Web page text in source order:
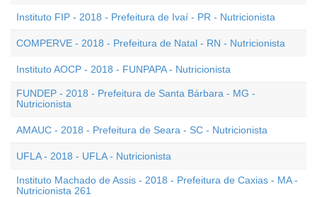
Instituto FIP - 2018 - Prefeitura de Ivaí - PR - Nutricionista
COMPERVE - 2018 - Prefeitura de Natal - RN - Nutricionista
Instituto AOCP - 2018 - FUNPAPA - Nutricionista
FUNDEP - 2018 - Prefeitura de Santa Bárbara - MG -
Nutricionista
AMAUC - 2018 - Prefeitura de Seara - SC - Nutricionista
UFLA - 2018 - UFLA - Nutricionista
Instituto Machado de Assis - 2018 - Prefeitura de Caxias - MA -
Nutricionista 261